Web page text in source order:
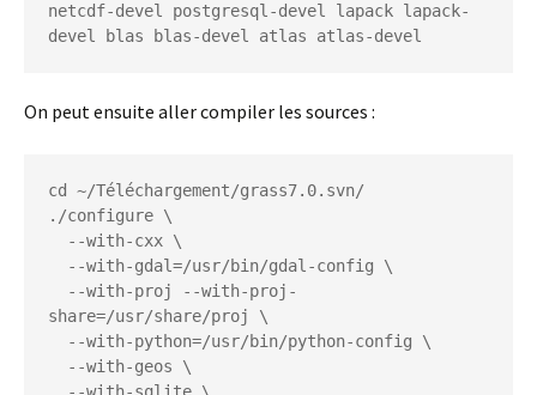
netcdf-devel postgresql-devel lapack lapack-
devel blas blas-devel atlas atlas-devel
On peut ensuite aller compiler les sources :
cd ~/Téléchargement/grass7.0.svn/
./configure \
share=/usr/share/proj \